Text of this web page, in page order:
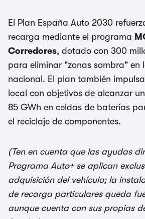
El Plan España Auto 2030
recarga mediante el programa
Corredores, dotado con 300
para eliminar "zonas sombra" en
nacional. El plan también
local con objetivos de alcanzar
85 GWh en celdas de baterías
el reciclaje de componentes.
(Ten en cuenta que las ayudas
Programa Auto+ se aplican
adquisición del vehículo; la
de recarga particulares queda
aunque cuenta con sus propias